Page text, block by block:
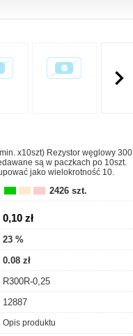

x10szt) Rezystor węglowy 300
są w paczkach po 10szt.
jako wielokrotność 10.
2426 szt.
0,10 zł
23 %
0.08 zł
R300R-0,25
12887
Opis produktu